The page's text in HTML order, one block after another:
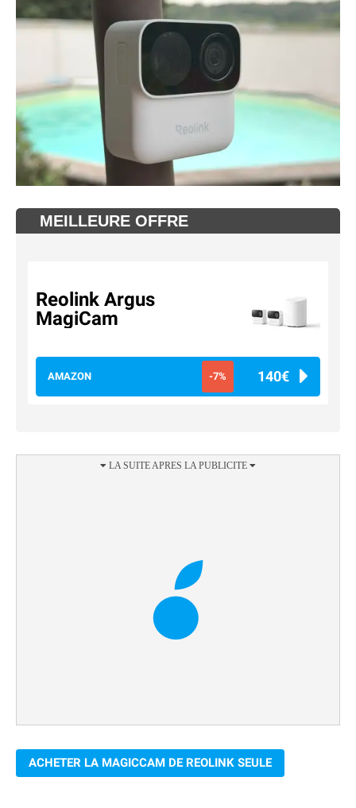
MEILLEURE OFFRE
Reolink Argus
MagiCam
AMAZON -7% 140€
ACHETER LA MAGICCAM DE REOLINK SEULE